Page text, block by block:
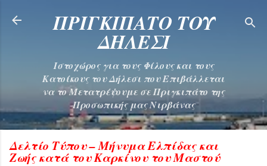
Μετάβαση στο κύριο περιεχόμενο
ΠΡΙΓΚΙΠΑΤΟ ΤΟΥ
ΔΗΛΕΣΙ
Ιστοχώρος για τους Φίλους και τους
Κατοίκους του Δήλεσι που Επιβάλλεται
να το Μετατρέψουμε σε Πριγκιπάτο της
Προσωπικής μας Νιρβάνας
Δελτίο Τύπου – Μήνυμα Ελπίδας και
Ζωής κατά του Καρκίνου του Μαστού